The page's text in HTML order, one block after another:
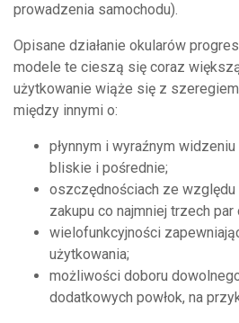
prowadzenia samochodu).
Opisane działanie okularów
modele te cieszą się coraz
użytkowanie wiąże się z
między innymi o:
płynnym i wyraźnym
bliskie i pośrednie;
oszczędnościach ze względu
zakupu co najmniej trzech par
wielofunkcyjności
użytkowania;
możliwości doboru
dodatkowych powłok, na